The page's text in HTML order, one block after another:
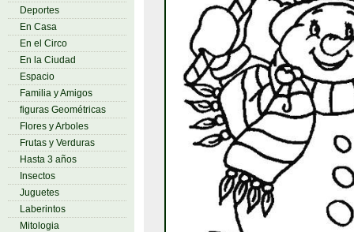
Deportes
En Casa
En el Circo
En la Ciudad
Espacio
Familia y Amigos
figuras Geométricas
Flores y Arboles
Frutas y Verduras
Hasta 3 años
Insectos
Juguetes
Laberintos
Mitologia